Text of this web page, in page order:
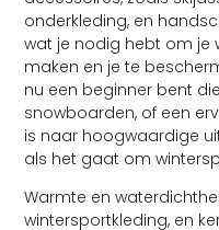
onderkleding, en
wat je nodig hebt om je
maken en je te
nu een beginner bent
snowboarden, of een
is naar hoogwaardige
als het gaat om
Warmte en
wintersportkleding, en